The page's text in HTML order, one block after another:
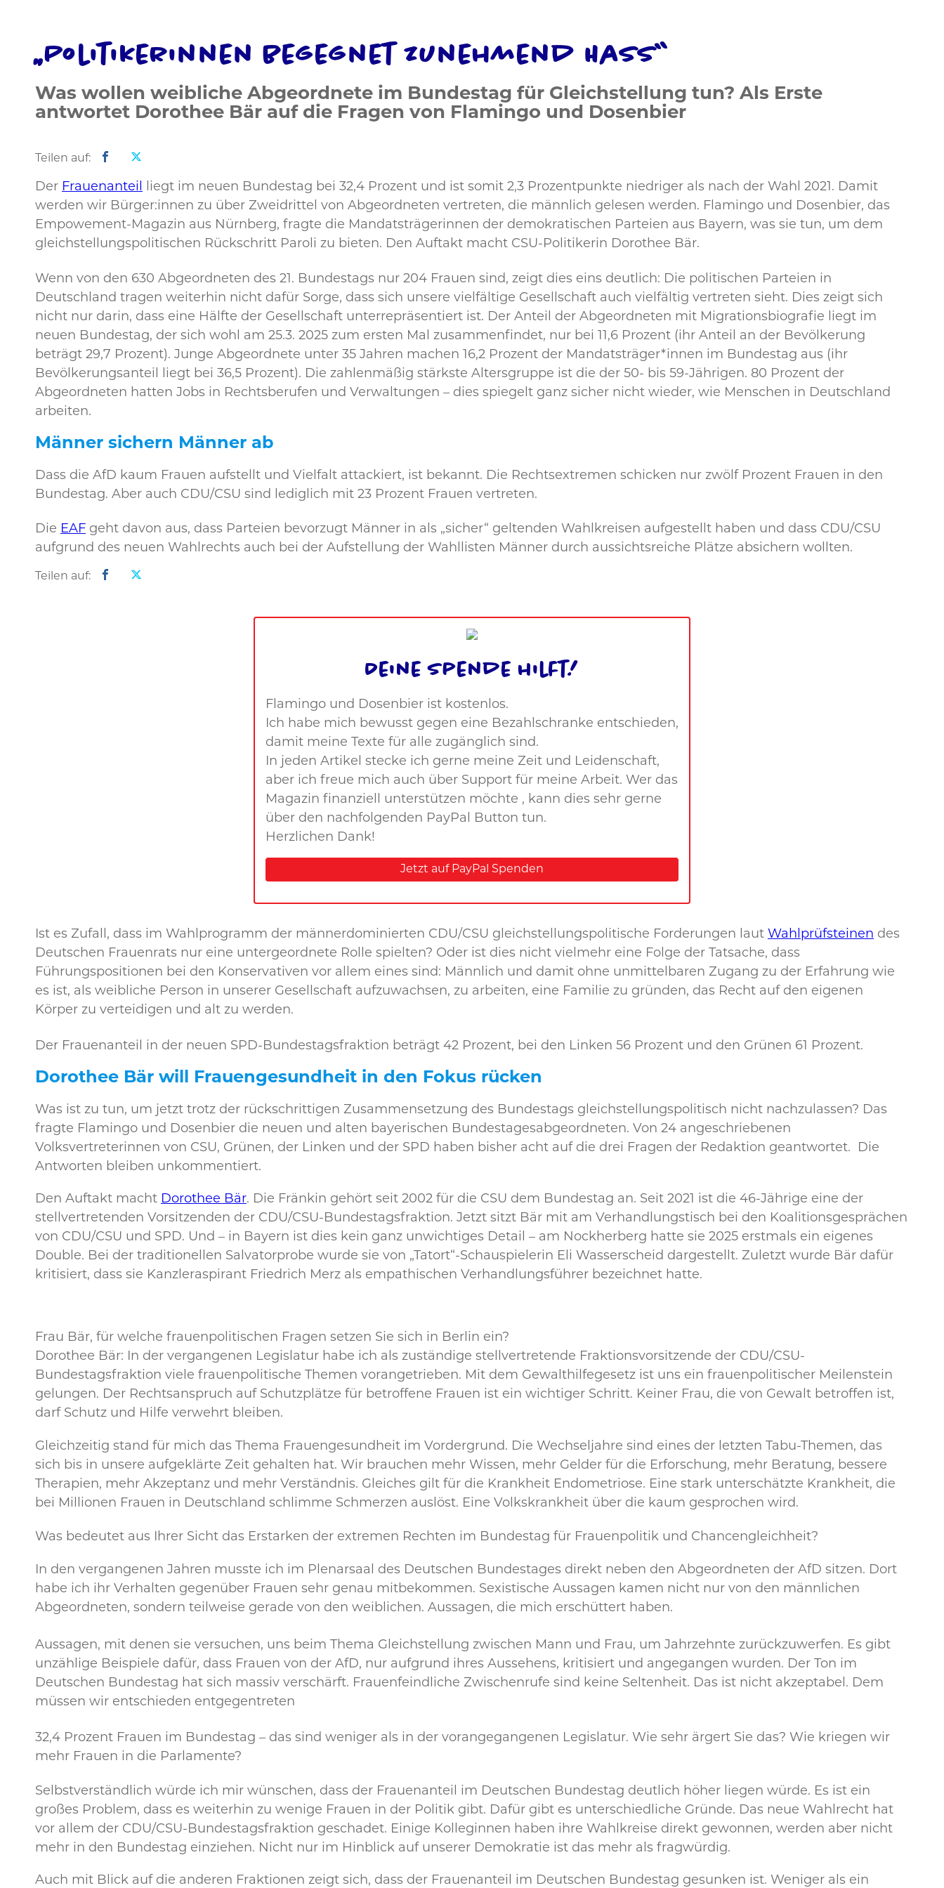
„Politikerinnen begegnet zunehmend Hass“
Was wollen weibliche Abgeordnete im Bundestag für Gleichstellung tun? Als Erste
antwortet Dorothee Bär auf die Fragen von Flamingo und Dosenbier
Teilen auf:
Der Frauenanteil liegt im neuen Bundestag bei 32,4 Prozent und ist somit 2,3 Prozentpunkte niedriger als nach der Wahl 2021. Damit
werden wir Bürger:innen zu über Zweidrittel von Abgeordneten vertreten, die männlich gelesen werden. Flamingo und Dosenbier, das
Empowement-Magazin aus Nürnberg, fragte die Mandatsträgerinnen der demokratischen Parteien aus Bayern, was sie tun, um dem
gleichstellungspolitischen Rückschritt Paroli zu bieten. Den Auftakt macht CSU-Politikerin Dorothee Bär.
Wenn von den 630 Abgeordneten des 21. Bundestags nur 204 Frauen sind, zeigt dies eins deutlich: Die politischen Parteien in
Deutschland tragen weiterhin nicht dafür Sorge, dass sich unsere vielfältige Gesellschaft auch vielfältig vertreten sieht. Dies zeigt sich
nicht nur darin, dass eine Hälfte der Gesellschaft unterrepräsentiert ist. Der Anteil der Abgeordneten mit Migrationsbiografie liegt im
neuen Bundestag, der sich wohl am 25.3. 2025 zum ersten Mal zusammenfindet, nur bei 11,6 Prozent (ihr Anteil an der Bevölkerung
beträgt 29,7 Prozent). Junge Abgeordnete unter 35 Jahren machen 16,2 Prozent der Mandatsträger*innen im Bundestag aus (ihr
Bevölkerungsanteil liegt bei 36,5 Prozent). Die zahlenmäßig stärkste Altersgruppe ist die der 50- bis 59-Jährigen. 80 Prozent der
Abgeordneten hatten Jobs in Rechtsberufen und Verwaltungen – dies spiegelt ganz sicher nicht wieder, wie Menschen in Deutschland
arbeiten.
Männer sichern Männer ab
Dass die AfD kaum Frauen aufstellt und Vielfalt attackiert, ist bekannt. Die Rechtsextremen schicken nur zwölf Prozent Frauen in den
Bundestag. Aber auch CDU/CSU sind lediglich mit 23 Prozent Frauen vertreten.
Die EAF geht davon aus, dass Parteien bevorzugt Männer in als „sicher“ geltenden Wahlkreisen aufgestellt haben und dass CDU/CSU
aufgrund des neuen Wahlrechts auch bei der Aufstellung der Wahllisten Männer durch aussichtsreiche Plätze absichern wollten.
Teilen auf:
Deine Spende hilft!
Flamingo und Dosenbier ist kostenlos.
Ich habe mich bewusst gegen eine Bezahlschranke entschieden,
damit meine Texte für alle zugänglich sind.
In jeden Artikel stecke ich gerne meine Zeit und Leidenschaft,
aber ich freue mich auch über Support für meine Arbeit. Wer das
Magazin finanziell unterstützen möchte , kann dies sehr gerne
über den nachfolgenden PayPal Button tun.
Herzlichen Dank!
Jetzt auf PayPal Spenden
Ist es Zufall, dass im Wahlprogramm der männerdominierten CDU/CSU gleichstellungspolitische Forderungen laut Wahlprüfsteinen des
Deutschen Frauenrats nur eine untergeordnete Rolle spielten? Oder ist dies nicht vielmehr eine Folge der Tatsache, dass
Führungspositionen bei den Konservativen vor allem eines sind: Männlich und damit ohne unmittelbaren Zugang zu der Erfahrung wie
es ist, als weibliche Person in unserer Gesellschaft aufzuwachsen, zu arbeiten, eine Familie zu gründen, das Recht auf den eigenen
Körper zu verteidigen und alt zu werden.
Der Frauenanteil in der neuen SPD-Bundestagsfraktion beträgt 42 Prozent, bei den Linken 56 Prozent und den Grünen 61 Prozent.
Dorothee Bär will Frauengesundheit in den Fokus rücken
Was ist zu tun, um jetzt trotz der rückschrittigen Zusammensetzung des Bundestags gleichstellungspolitisch nicht nachzulassen? Das
fragte Flamingo und Dosenbier die neuen und alten bayerischen Bundestagesabgeordneten. Von 24 angeschriebenen
Volksvertreterinnen von CSU, Grünen, der Linken und der SPD haben bisher acht auf die drei Fragen der Redaktion geantwortet. Die
Antworten bleiben unkommentiert.
Den Auftakt macht Dorothee Bär. Die Fränkin gehört seit 2002 für die CSU dem Bundestag an. Seit 2021 ist die 46-Jährige eine der
stellvertretenden Vorsitzenden der CDU/CSU-Bundestagsfraktion. Jetzt sitzt Bär mit am Verhandlungstisch bei den Koalitionsgesprächen
von CDU/CSU und SPD. Und – in Bayern ist dies kein ganz unwichtiges Detail – am Nockherberg hatte sie 2025 erstmals ein eigenes
Double. Bei der traditionellen Salvatorprobe wurde sie von „Tatort“-Schauspielerin Eli Wasserscheid dargestellt. Zuletzt wurde Bär dafür
kritisiert, dass sie Kanzleraspirant Friedrich Merz als empathischen Verhandlungsführer bezeichnet hatte.
Frau Bär, für welche frauenpolitischen Fragen setzen Sie sich in Berlin ein?
Dorothee Bär: In der vergangenen Legislatur habe ich als zuständige stellvertretende Fraktionsvorsitzende der CDU/CSU-
Bundestagsfraktion viele frauenpolitische Themen vorangetrieben. Mit dem Gewalthilfegesetz ist uns ein frauenpolitischer Meilenstein
gelungen. Der Rechtsanspruch auf Schutzplätze für betroffene Frauen ist ein wichtiger Schritt. Keiner Frau, die von Gewalt betroffen ist,
darf Schutz und Hilfe verwehrt bleiben.
Gleichzeitig stand für mich das Thema Frauengesundheit im Vordergrund. Die Wechseljahre sind eines der letzten Tabu-Themen, das
sich bis in unsere aufgeklärte Zeit gehalten hat. Wir brauchen mehr Wissen, mehr Gelder für die Erforschung, mehr Beratung, bessere
Therapien, mehr Akzeptanz und mehr Verständnis. Gleiches gilt für die Krankheit Endometriose. Eine stark unterschätzte Krankheit, die
bei Millionen Frauen in Deutschland schlimme Schmerzen auslöst. Eine Volkskrankheit über die kaum gesprochen wird.
Was bedeutet aus Ihrer Sicht das Erstarken der extremen Rechten im Bundestag für Frauenpolitik und Chancengleichheit?
In den vergangenen Jahren musste ich im Plenarsaal des Deutschen Bundestages direkt neben den Abgeordneten der AfD sitzen. Dort
habe ich ihr Verhalten gegenüber Frauen sehr genau mitbekommen. Sexistische Aussagen kamen nicht nur von den männlichen
Abgeordneten, sondern teilweise gerade von den weiblichen. Aussagen, die mich erschüttert haben.
Aussagen, mit denen sie versuchen, uns beim Thema Gleichstellung zwischen Mann und Frau, um Jahrzehnte zurückzuwerfen. Es gibt
unzählige Beispiele dafür, dass Frauen von der AfD, nur aufgrund ihres Aussehens, kritisiert und angegangen wurden. Der Ton im
Deutschen Bundestag hat sich massiv verschärft. Frauenfeindliche Zwischenrufe sind keine Seltenheit. Das ist nicht akzeptabel. Dem
müssen wir entschieden entgegentreten
32,4 Prozent Frauen im Bundestag – das sind weniger als in der vorangegangenen Legislatur. Wie sehr ärgert Sie das? Wie kriegen wir
mehr Frauen in die Parlamente?
Selbstverständlich würde ich mir wünschen, dass der Frauenanteil im Deutschen Bundestag deutlich höher liegen würde. Es ist ein
großes Problem, dass es weiterhin zu wenige Frauen in der Politik gibt. Dafür gibt es unterschiedliche Gründe. Das neue Wahlrecht hat
vor allem der CDU/CSU-Bundestagsfraktion geschadet. Einige Kolleginnen haben ihre Wahlkreise direkt gewonnen, werden aber nicht
mehr in den Bundestag einziehen. Nicht nur im Hinblick auf unserer Demokratie ist das mehr als fragwürdig.
Auch mit Blick auf die anderen Fraktionen zeigt sich, dass der Frauenanteil im Deutschen Bundestag gesunken ist. Weniger als ein